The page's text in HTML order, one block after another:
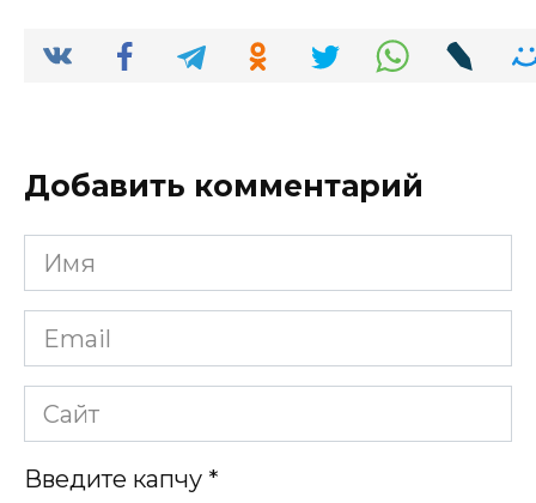
Добавить комментарий
Имя
*
Email
*
Сайт
Введите капчу *